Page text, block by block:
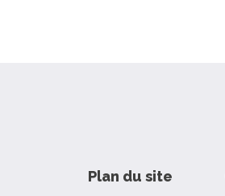
Plan du site